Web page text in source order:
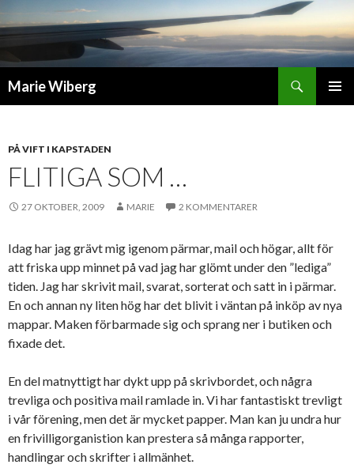
Marie Wiberg
PÅ VIFT I KAPSTADEN
FLITIGA SOM …
27 OKTOBER, 2009 MARIE 2 KOMMENTARER
Idag har jag grävt mig igenom pärmar, mail och högar, allt för
att friska upp minnet på vad jag har glömt under den ”lediga”
tiden. Jag har skrivit mail, svarat, sorterat och satt in i pärmar.
En och annan ny liten hög har det blivit i väntan på inköp av nya
mappar. Maken förbarmade sig och sprang ner i butiken och
fixade det.
En del matnyttigt har dykt upp på skrivbordet, och några
trevliga och positiva mail ramlade in. Vi har fantastiskt trevligt
i vår förening, men det är mycket papper. Man kan ju undra hur
en frivilligorganistion kan prestera så många rapporter,
handlingar och skrifter i allmänhet.